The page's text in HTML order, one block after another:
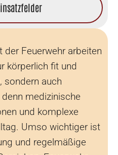
Feuerwehr arbeiten
körperlich fit und
sondern auch
medizinische
und komplexe
Umso wichtiger ist
und regelmäßige